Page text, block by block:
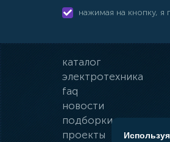
нажимая на кнопку, я
каталог
электротехника
faq
новости
подборки
проекты